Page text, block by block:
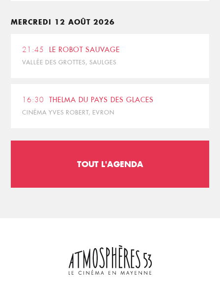
MERCREDI 12 AOÛT 2026
21:45 LE ROBOT SAUVAGE
VALLÉE DES GROTTES, SAULGES
16:30 THELMA DU PAYS DES GLACES
CINÉMA YVES ROBERT, EVRON
TOUT L'AGENDA